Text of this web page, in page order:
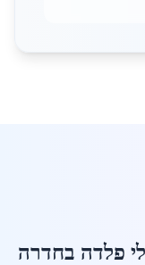
פלדה בחדרה